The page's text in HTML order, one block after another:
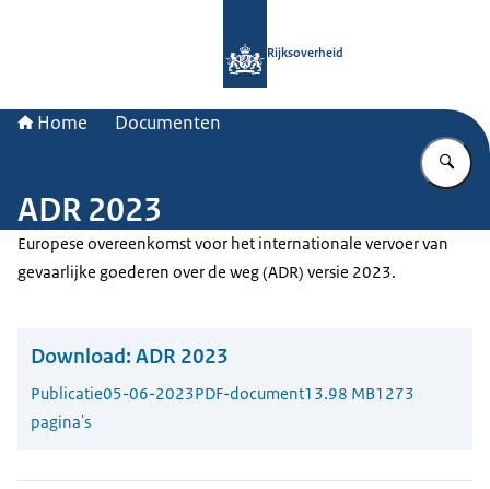
Rijksoverheid
Home Documenten
ADR 2023
Europese overeenkomst voor het internationale vervoer van
gevaarlijke goederen over de weg (ADR) versie 2023.
Download: ADR 2023
Publicatie05-06-2023PDF-document13.98 MB1273
pagina's